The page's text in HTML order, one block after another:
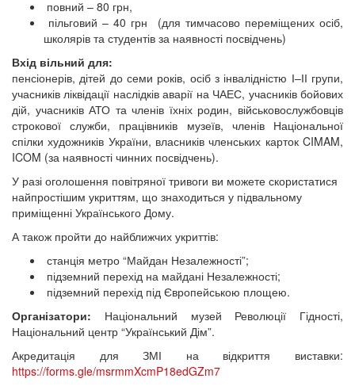
повний – 80 грн,
пільговий – 40 грн (для тимчасово переміщених осіб,
школярів та студентів за наявності посвідчень)
Вхід вільний для:
пенсіонерів, дітей до семи років, осіб з інвалідністю І–ІІ групи,
учасників ліквідації наслідків аварії на ЧАЕС, учасників бойових
дій, учасників АТО та членів їхніх родин, військовослужбовців
строкової служби, працівників музеїв, членів Національної
спілки художників України, власників членських карток CIMAM,
ICOM (за наявності чинних посвідчень).
У разі оголошення повітряної тривоги ви можете скористатися
найпростішим укриттям, що знаходиться у підвальному
приміщенні Українського Дому.
А також пройти до найближчих укриттів:
станція метро “Майдан Незалежності”;
підземний перехід на майдані Незалежності;
підземний перехід під Європейською площею.
Організатори: Національний музей Революції Гідності,
Національний центр “Український Дім”.
Акредитація для ЗМІ на відкриття виставки:
https://forms.gle/msrmmXcmP18edGZm7